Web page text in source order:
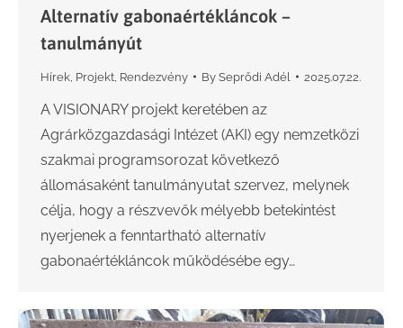
Alternatív gabonaértékláncok –
tanulmányút
Hírek Projekt Rendezvény By Seprődi Adél 2025.07.22.
A VISIONARY projekt keretében az
Agrárközgazdasági Intézet (AKI) egy nemzetközi
szakmai programsorozat következő
állomásaként tanulmányutat szervez, melynek
célja, hogy a részvevők mélyebb betekintést
nyerjenek a fenntartható alternatív
gabonaértékláncok működésébe egy…